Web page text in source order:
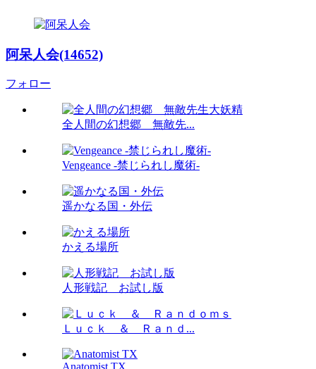
阿呆人会(14652)
フォロー
全人間の幻想郷 無敵先...
Vengeance -禁じられし魔術-
遥かなる国・外伝
かえる場所
人形戦記 お試し版
Ｌｕｃｋ ＆ Ｒａｎｄ...